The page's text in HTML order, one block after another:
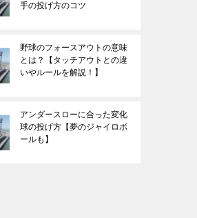
手の投げ方のコツ
野球のフォースアウトの意味
とは？【タッチアウトとの違
いやルールを解説！】
アンダースローに合った変化
球の投げ方【夢のジャイロボ
ールも】